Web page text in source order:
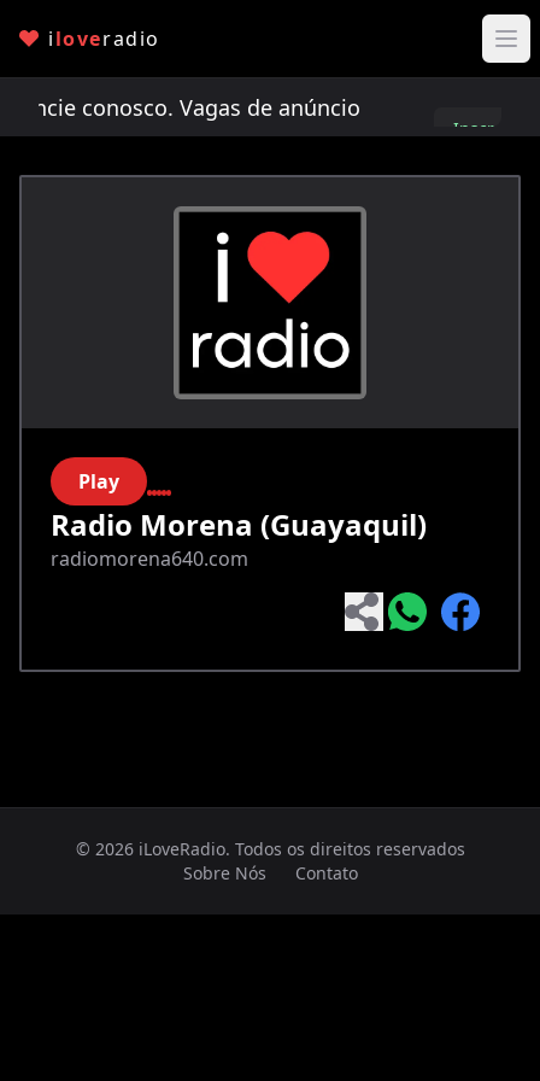
iloveradio
conosco. Vagas de anúncio limitadas!
Inscreva-
Play
Radio Morena (Guayaquil)
radiomorena640.com
© 2026 iLoveRadio. Todos os direitos reservados
Sobre Nós
Contato